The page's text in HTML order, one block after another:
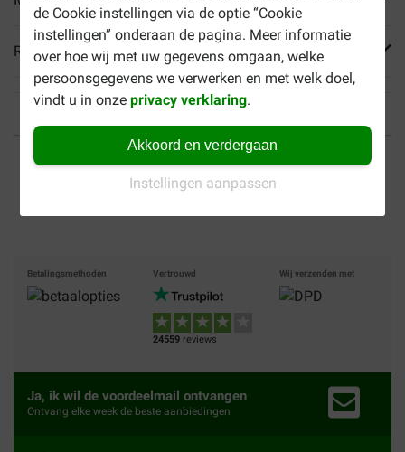
de Cookie instellingen via de optie “Cookie
instellingen” onderaan de pagina. Meer informatie
over hoe wij met uw gegevens omgaan, welke
persoonsgegevens we verwerken en met welk doel,
vindt u in onzeprivacy verklaring.
Akkoord en verdergaan
Instellingen aanpassen
Reviews
Tot 40% goedkoper Veilig betalen
Gratis bezorging vanaf €
Betalingsmethoden Vertrouwd
24559 reviews
Wij verzenden met
Ja, ik wil de voordeelmail ontvangen
Ontvang elke week de beste aanbiedingen